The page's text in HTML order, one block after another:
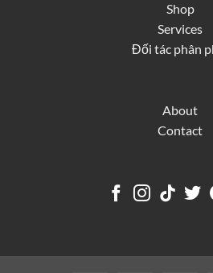
Shop
Services
Đối tác phân
About
Contact